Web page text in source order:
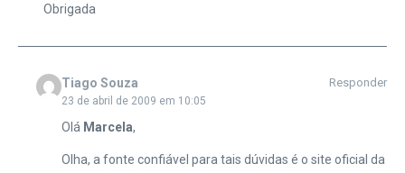
Obrigada
Tiago Souza
23 de abril de 2009 em 10:05
Responder
Olá Marcela,
Olha, a fonte confiável para tais dúvidas é o site oficial da